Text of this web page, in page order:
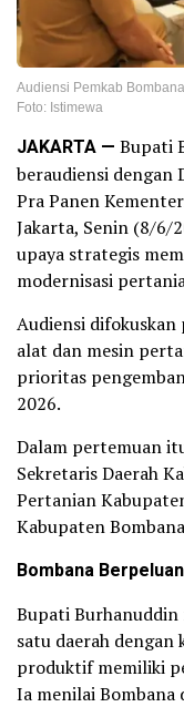
Audiensi Pemkab
Foto: Istimewa
JAKARTA — Bupati
beraudiensi
Pra Panen
Jakarta, Senin (8/6/
upaya strategis
modernisasi
Audiensi difokuskan
alat dan mesin
prioritas
2026.
Dalam pertemuan
Sekretaris Daerah
Pertanian
Kabupaten
Bombana
Bupati Burhanuddin
satu daerah dengan
produktif memiliki
Ia menilai Bombana